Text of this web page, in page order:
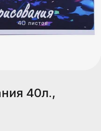
принадлежности
40л.,